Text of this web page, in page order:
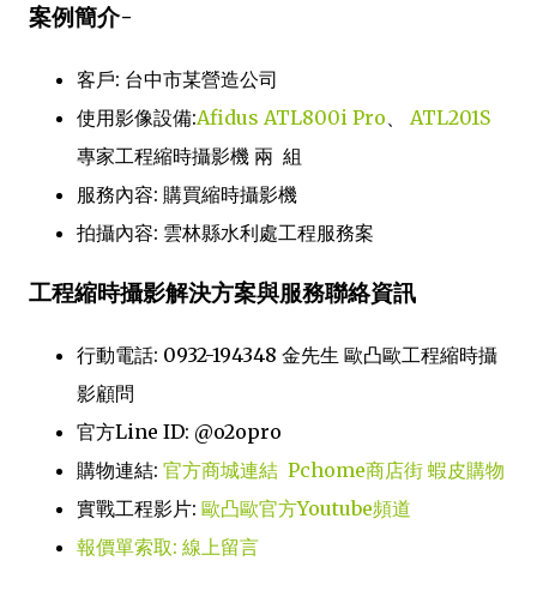
案例簡介-
客戶: 台中市某營造公司
使用影像設備:Afidus ATL800i Pro、 ATL201S
專家工程縮時攝影機 兩 組
服務內容: 購買縮時攝影機
拍攝內容: 雲林縣水利處工程服務案
工程縮時攝影解決方案與服務聯絡資訊
行動電話: 0932-194348 金先生 歐凸歐工程縮時攝
影顧問
官方Line ID: @o2opro
購物連結: 官方商城連結 Pchome商店街 蝦皮購物
實戰工程影片: 歐凸歐官方Youtube頻道
報價單索取: 線上留言